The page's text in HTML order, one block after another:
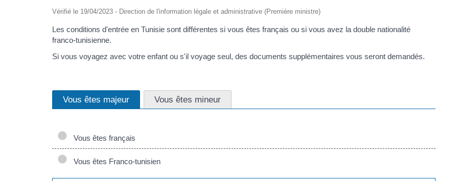
Vérifié le 19/04/2023 - Direction de l'information légale et administrative (Première ministre)
Les conditions d'entrée en Tunisie sont différentes si vous êtes français ou si vous avez la double nationalité
franco-tunisienne.
Si vous voyagez avec votre enfant ou s'il voyage seul, des documents supplémentaires vous seront demandés.
Vous êtes majeur Vous êtes mineur
Vous êtes français
Vous êtes Franco-tunisien